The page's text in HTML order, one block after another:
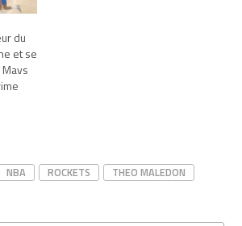
du
et se
NBA ROCKETS
THEO MALEDON